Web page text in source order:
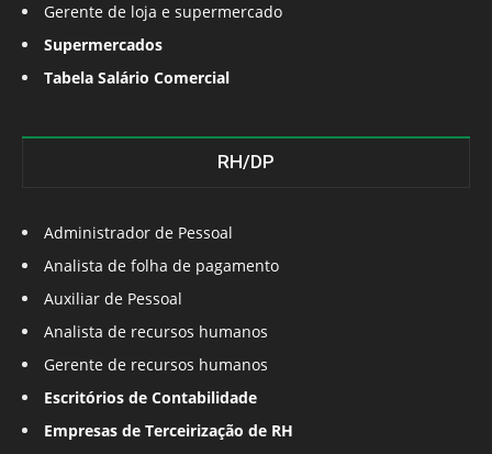
Gerente de loja e supermercado
Supermercados
Tabela Salário Comercial
RH/DP
Administrador de Pessoal
Analista de folha de pagamento
Auxiliar de Pessoal
Analista de recursos humanos
Gerente de recursos humanos
Escritórios de Contabilidade
Empresas de Terceirização de RH